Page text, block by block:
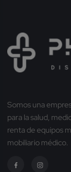
Somos una
para la salud,
renta de equipos
mobiliario médico.